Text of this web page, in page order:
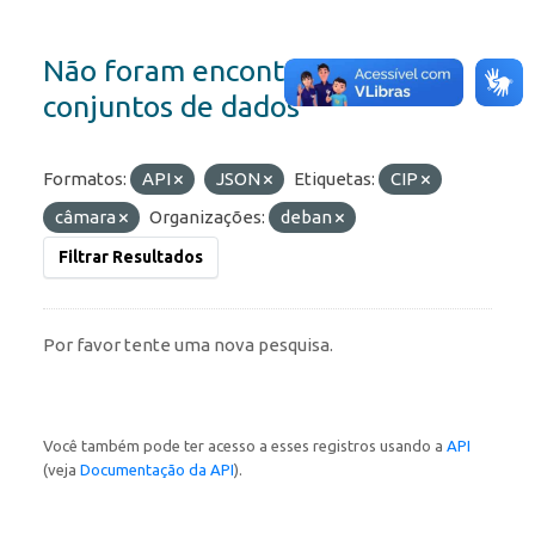
Não foram encontrados
conjuntos de dados
Formatos: API JSON Etiquetas:
CIP
câmara
Organizações: deban
Filtrar Resultados
Por favor tente uma nova pesquisa.
Você também pode ter acesso a esses registros usando a API
(veja Documentação da API).